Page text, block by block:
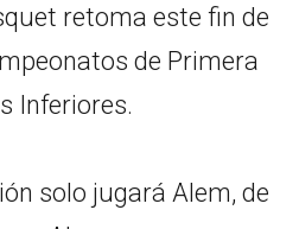
retoma este fin de
de Primera
Inferiores.
solo jugará Alem, de